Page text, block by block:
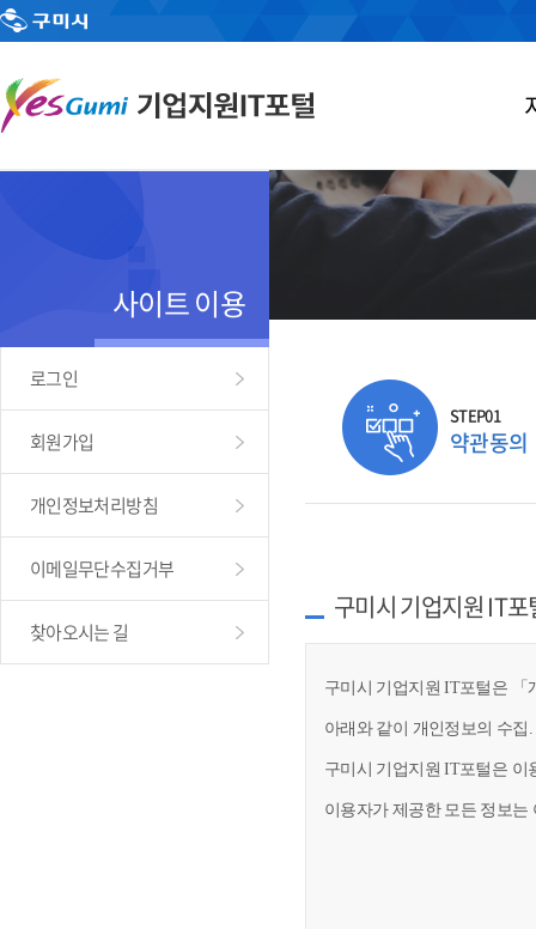
사이트 이용
로그인
회원가입
개인정보처리방침
이메일무단수집거부
찾아오시는 길
STEP01
약관동의
구미시 기업지원 IT
구미시 기업지원 IT포털은 「
아래와 같이 개인정보의 수집
구미시 기업지원 IT포털은 이
이용자가 제공한 모든 정보